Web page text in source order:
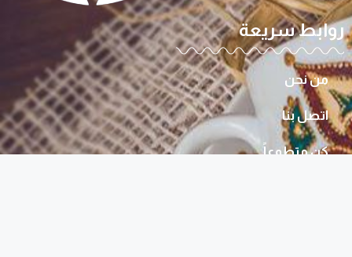
روابط سريعة
من نحن
اتصل بنا
كن متطوعاً